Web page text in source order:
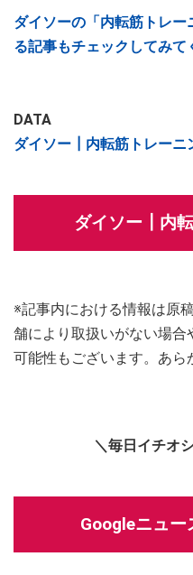
ダイソーの「内転筋トレ
る記事もチェックしてみて
DATA
ダイソー┃内転筋トレーニ
ダイソー┃内
※記事内における情報は原
舗により取扱いがない場
可能性もございます。あら
＼毎日イチオ
Googleニュー